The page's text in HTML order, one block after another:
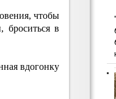
чтобы
броситься в
вдогонку